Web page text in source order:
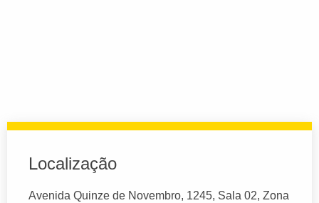
Localização
Avenida Quinze de Novembro, 1245, Sala 02, Zona